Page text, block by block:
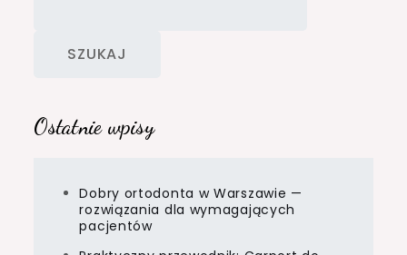
SZUKAJ
Ostatnie wpisy
Dobry ortodonta w Warszawie —
rozwiązania dla wymagających
pacjentów